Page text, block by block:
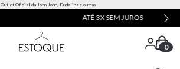
Outlet Oficial da John John, Dudalina e outras
ATÉ 3X SEM JUROS
0